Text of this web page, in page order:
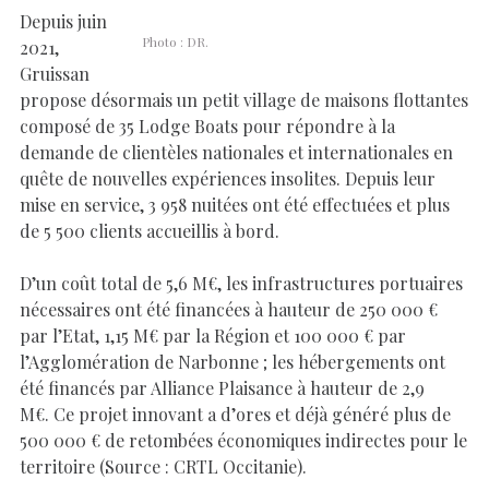
Photo : DR.
Depuis juin
2021,
Gruissan
propose désormais un petit village de maisons flottantes
composé de 35 Lodge Boats pour répondre à la
demande de clientèles nationales et internationales en
quête de nouvelles expériences insolites. Depuis leur
mise en service, 3 958 nuitées ont été effectuées et plus
de 5 500 clients accueillis à bord.
D’un coût total de 5,6 M€, les infrastructures portuaires
nécessaires ont été financées à hauteur de 250 000 €
par l’Etat, 1,15 M€ par la Région et 100 000 € par
l’Agglomération de Narbonne ; les hébergements ont
été financés par Alliance Plaisance à hauteur de 2,9
M€. Ce projet innovant a d’ores et déjà généré plus de
500 000 € de retombées économiques indirectes pour le
territoire (Source : CRTL Occitanie).